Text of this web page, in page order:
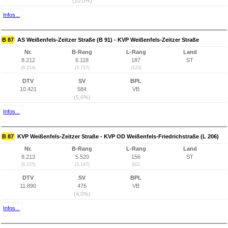
Infos...
B 87 AS Weißenfels-Zeitzer Straße (B 91) - KVP Weißenfels-Zeitzer Straße
Nr.
8.212
(8.214)
B-Rang
6.118
(3.737)
L-Rang
187
(123)
Land
ST
DTV
10.421
SV
584
(5,6%)
BPL
VB
Infos...
B 87 KVP Weißenfels-Zeitzer Straße - KVP OD Weißenfels-Friedrichstraße (L 206)
Nr.
8.213
(8.215)
B-Rang
5.520
(3.147)
L-Rang
156
(92)
Land
ST
DTV
11.890
SV
476
(4,0%)
BPL
VB
Infos...